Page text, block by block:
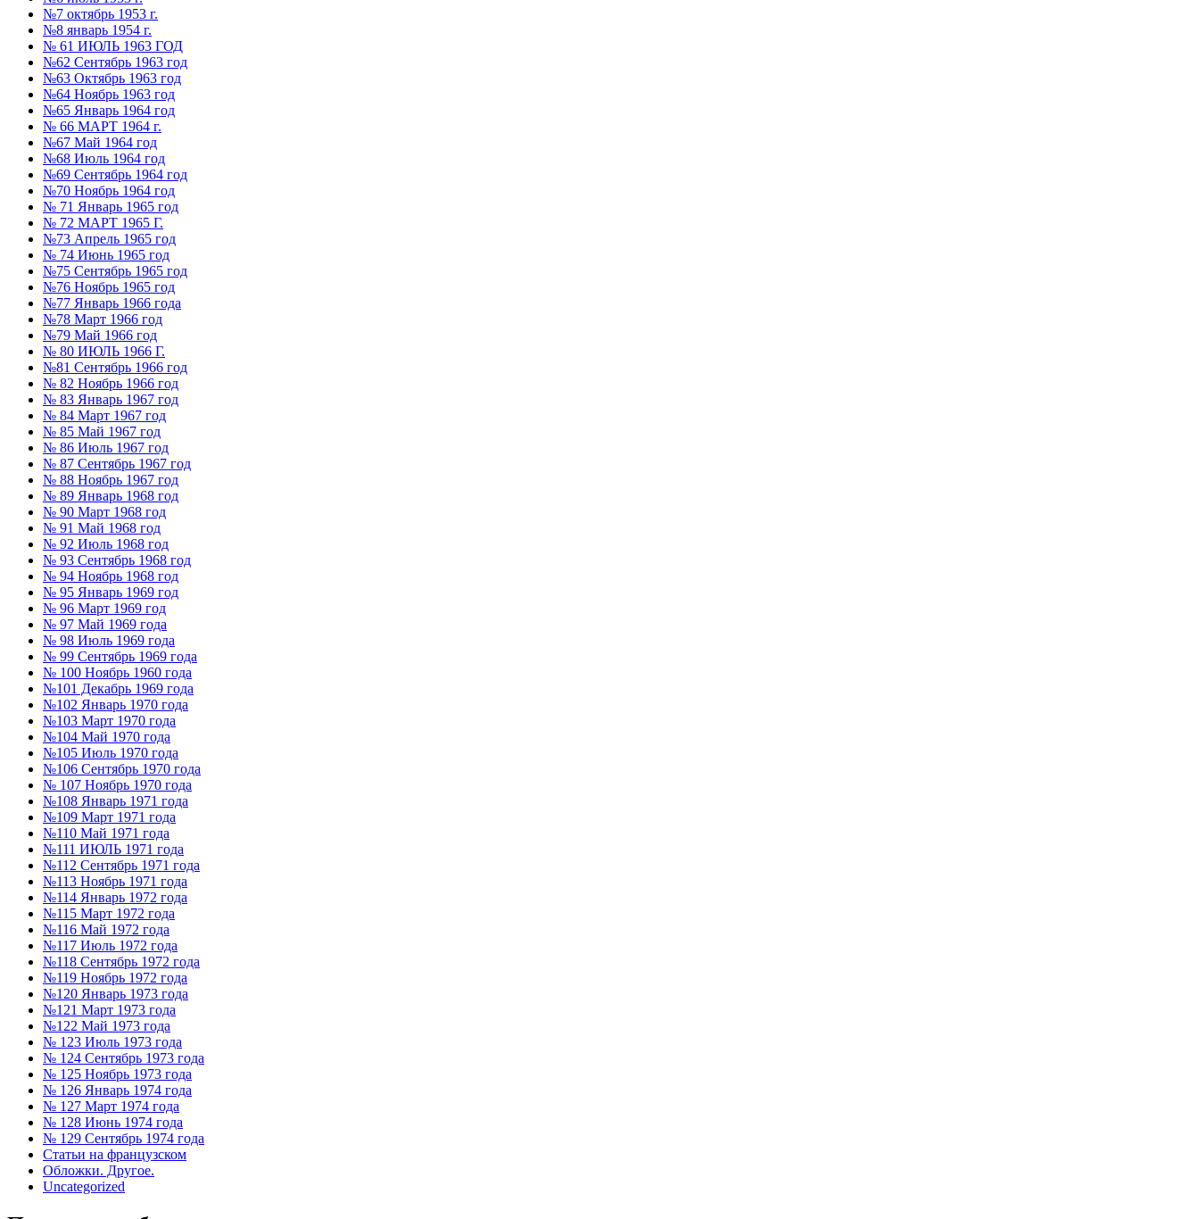
№7 октябрь 1953 г.
№8 январь 1954 г.
№ 61 ИЮЛЬ 1963 ГОД
№62 Сентябрь 1963 год
№63 Октябрь 1963 год
№64 Ноябрь 1963 год
№65 Январь 1964 год
№ 66 МАРТ 1964 г.
№67 Май 1964 год
№68 Июль 1964 год
№69 Сентябрь 1964 год
№70 Ноябрь 1964 год
№ 71 Январь 1965 год
№ 72 МАРТ 1965 Г.
№73 Апрель 1965 год
№ 74 Июнь 1965 год
№75 Сентябрь 1965 год
№76 Ноябрь 1965 год
№77 Январь 1966 года
№78 Март 1966 год
№79 Май 1966 год
№ 80 ИЮЛЬ 1966 Г.
№81 Сентябрь 1966 год
№ 82 Ноябрь 1966 год
№ 83 Январь 1967 год
№ 84 Март 1967 год
№ 85 Май 1967 год
№ 86 Июль 1967 год
№ 87 Сентябрь 1967 год
№ 88 Ноябрь 1967 год
№ 89 Январь 1968 год
№ 90 Март 1968 год
№ 91 Май 1968 год
№ 92 Июль 1968 год
№ 93 Сентябрь 1968 год
№ 94 Ноябрь 1968 год
№ 95 Январь 1969 год
№ 96 Март 1969 год
№ 97 Май 1969 года
№ 98 Июль 1969 года
№ 99 Сентябрь 1969 года
№ 100 Ноябрь 1960 года
№101 Декабрь 1969 года
№102 Январь 1970 года
№103 Март 1970 года
№104 Май 1970 года
№105 Июль 1970 года
№106 Сентябрь 1970 года
№ 107 Ноябрь 1970 года
№108 Январь 1971 года
№109 Март 1971 года
№110 Май 1971 года
№111 ИЮЛЬ 1971 года
№112 Сентябрь 1971 года
№113 Ноябрь 1971 года
№114 Январь 1972 года
№115 Март 1972 года
№116 Май 1972 года
№117 Июль 1972 года
№118 Сентябрь 1972 года
№119 Ноябрь 1972 года
№120 Январь 1973 года
№121 Март 1973 года
№122 Май 1973 года
№ 123 Июль 1973 года
№ 124 Сентябрь 1973 года
№ 125 Ноябрь 1973 года
№ 126 Январь 1974 года
№ 127 Март 1974 года
№ 128 Июнь 1974 года
№ 129 Сентябрь 1974 года
Статьи на французском
Обложки. Другое.
Uncategorized